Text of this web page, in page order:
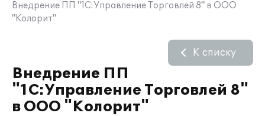
Внедрение ПП "1С:Управление Торговлей 8" в ООО
"Колорит"
Внедрение ПП
"1С:Управление Торговлей 8"
в ООО "Колорит"
К списку